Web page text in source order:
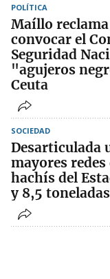
POLÍTICA
Maíllo reclama
convocar el
Seguridad
"agujeros
Ceuta
SOCIEDAD
Desarticulada
mayores
hachís del
y 8,5